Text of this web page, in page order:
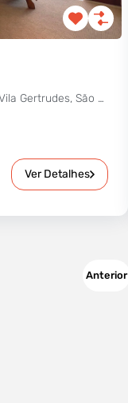
R. Dr. Paschoal Imperatriz - Vila Gertrudes, São Paulo - SP, Brasil
Ver Detalhes
Anterior